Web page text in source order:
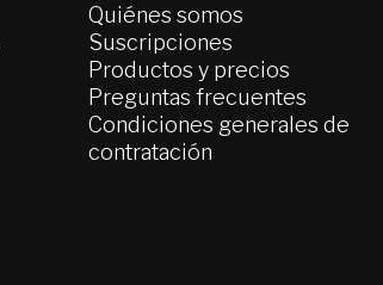
Quiénes somos
Suscripciones
Productos y precios
Preguntas frecuentes
Condiciones generales de
contratación